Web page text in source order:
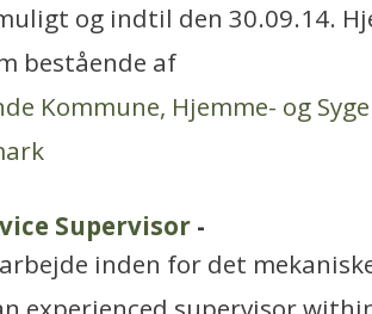
og indtil den 30.09.14.
bestående af
Kommune, Hjemme- og
Supervisor -
inden for det